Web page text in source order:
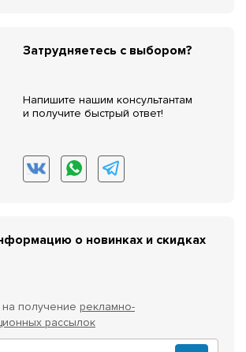
Затрудняетесь с выбором?
Напишите нашим консультантам
и получите быстрый ответ!
о новинках и скидках
получение рекламно-
рассылок